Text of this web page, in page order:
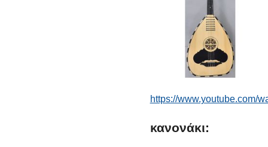
https://www.youtube.com/
κανονάκι: